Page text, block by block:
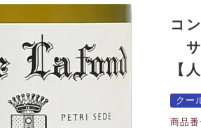
コ
サ
【
クー
商品